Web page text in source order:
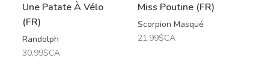
Une Patate À Vélo
(FR)
Randolph
30,99$CA
Miss Poutine (FR)
Scorpion Masqué
21,99$CA